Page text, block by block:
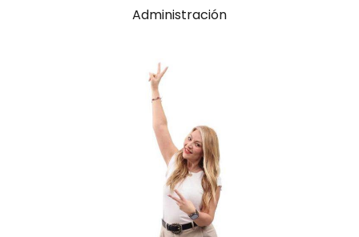
Administración